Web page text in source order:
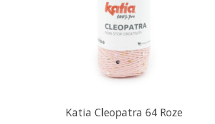
Katia Cleopatra 64 Roze